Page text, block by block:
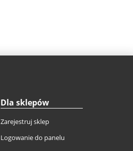
Dla sklepów
Zarejestruj sklep
Logowanie do panelu